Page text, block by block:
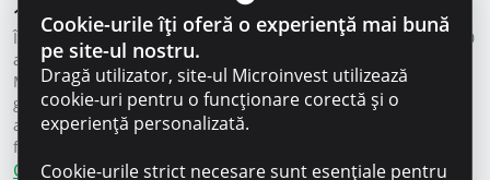
10 ani de activitate a Microinvest
În luna aprilie a acestui an, compania Microinvest a împlinit 10
ani de activitate, 10 ani de când prestează pe piața Republicii
Moldova, servicii de o înaltă calitate oferindu-le clienților săi o
gamă largă de împrumuturi însoțite de multe alte beneficii. În
acești 10 ani, am reușit să demonstrăm importanța acordată
fiecărui client în parte, […]
Citește mai mult
Cookie-urile îți oferă o experiență mai bună
pe site-ul nostru.
Dragă utilizator, site-ul Microinvest utilizează
cookie-uri pentru o funcționare corectă și o
experiență personalizată.
Cookie-urile strict necesare sunt esențiale pentru